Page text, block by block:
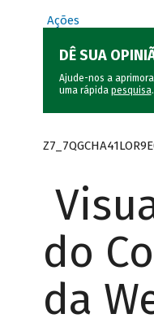
Ações
DÊ SUA
Ajude-nos a
uma rápida pesquisa.
do
da